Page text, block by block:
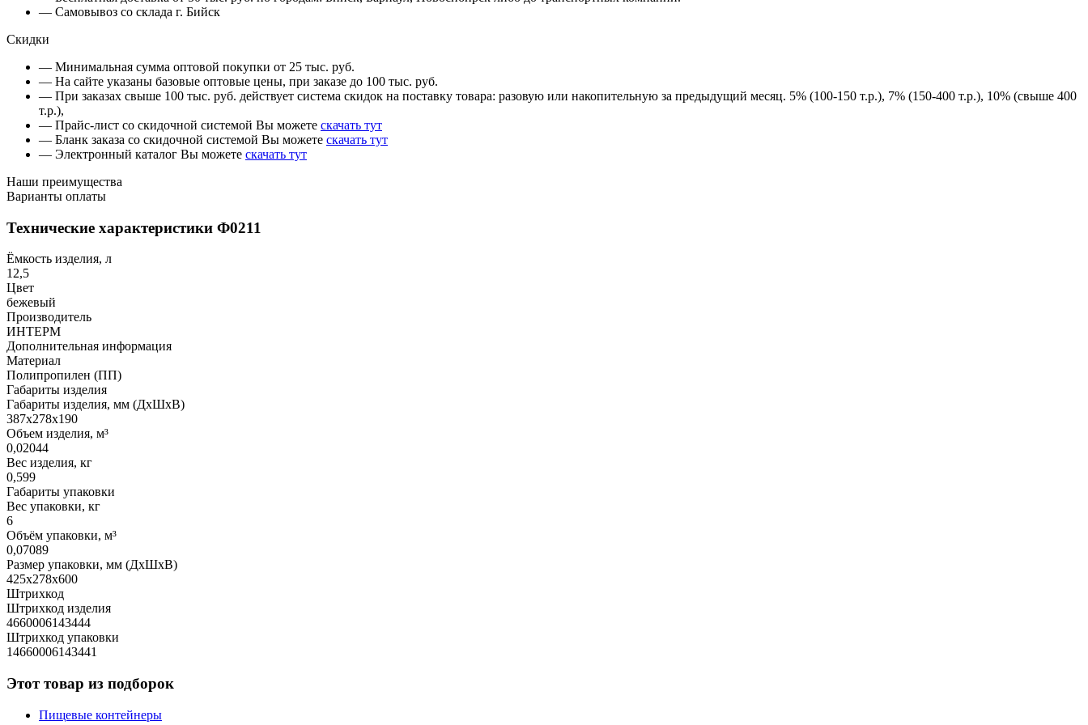
— Самовывоз со склада г. Бийск
Скидки
— Минимальная сумма оптовой покупки от 25 тыс. руб.
— На сайте указаны базовые оптовые цены, при заказе до 100 тыс. руб.
— При заказах свыше 100 тыс. руб. действует система скидок на поставку товара: разовую или накопительную за предыдущий месяц. 5% (100-150 т.р.), 7% (150-400 т.р.), 10% (свыше 400
т.р.),
— Прайс-лист со скидочной системой Вы можете скачать тут
— Бланк заказа со скидочной системой Вы можете скачать тут
— Электронный каталог Вы можете скачать тут
Наши преимущества
Варианты оплаты
Технические характеристики Ф0211
Ёмкость изделия, л
12,5
Цвет
бежевый
Производитель
ИНТЕРМ
Дополнительная информация
Материал
Полипропилен (ПП)
Габариты изделия
Габариты изделия, мм (ДхШхВ)
387х278х190
Объем изделия, м³
0,02044
Вес изделия, кг
0,599
Габариты упаковки
Вес упаковки, кг
6
Объём упаковки, м³
0,07089
Размер упаковки, мм (ДхШхВ)
425х278х600
Штрихкод
Штрихкод изделия
4660006143444
Штрихкод упаковки
14660006143441
Этот товар из подборок
Пищевые контейнеры